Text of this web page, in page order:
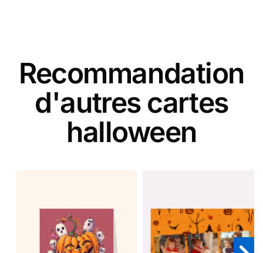
Recommandation
d'autres cartes
halloween